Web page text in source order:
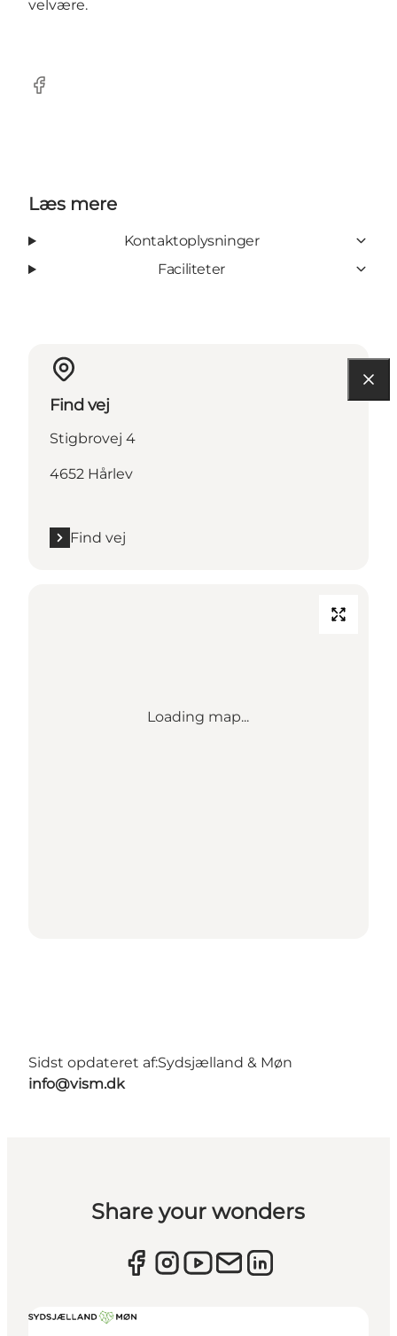
velvære.
Facebook
Læs mere
Kontaktoplysninger
Faciliteter
Find vej
Stigbrovej 4
4652 Hårlev
Find vej
Loading map...
Sidst opdateret af:Sydsjælland & Møn
info@vism.dk
Share your wonders